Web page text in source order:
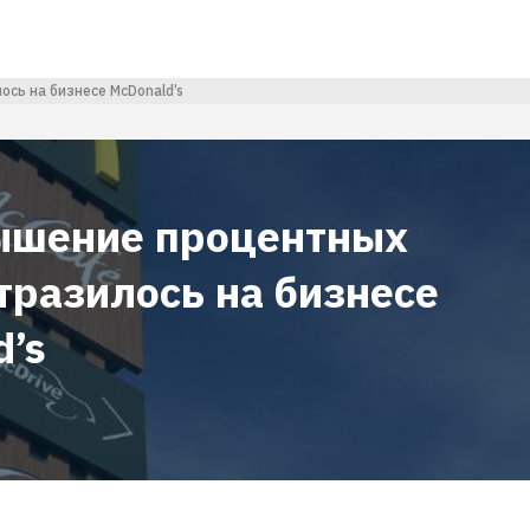
на бизнесе McDonald’s
процентных
на бизнесе